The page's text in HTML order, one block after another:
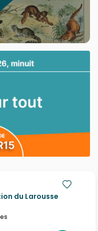
du Larousse